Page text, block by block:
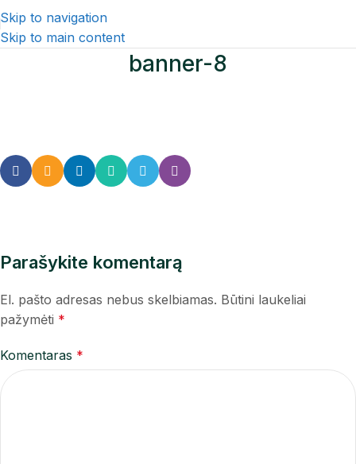
Skip to navigation
Skip to main content
banner-8
Parašykite komentarą
El. pašto adresas nebus skelbiamas. Būtini laukeliai
pažymėti *
Komentaras *